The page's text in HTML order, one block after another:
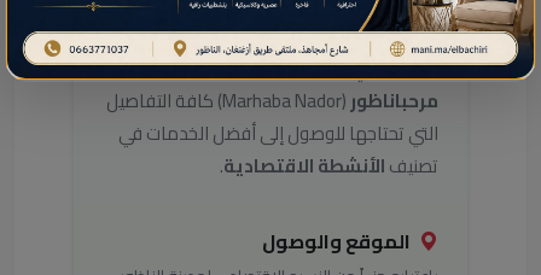
هل تبحث عن معلومات التواصل معهذا
النشاطفي مدينة الناظور؟ يوفر لكدليل
مرحباناظور
(Marhaba Nador) كافة التفاصيل
التي تحتاجها للوصول إلى أفضل الخدمات في
تصنيفالأنشطة الاقتصادية.
الموقع والوصول